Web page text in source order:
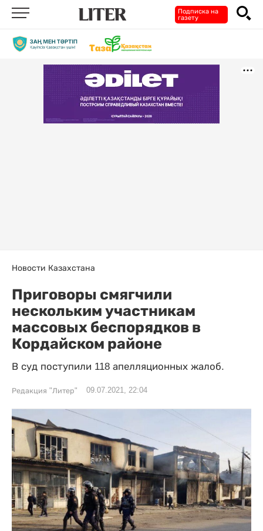
Подписка на
газету
Новости Казахстана
Приговоры смягчили
нескольким участникам
массовых беспорядков в
Кордайском районе
В суд поступили 118 апелляционных жалоб.
Редакция "Литер" 09.07.2021, 22:04